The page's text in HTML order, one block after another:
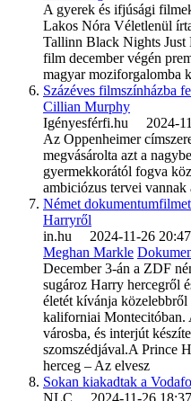
A gyerek és ifjúsági
Lakos Nóra Véletlenül
Tallinn Black Nights
film december végén
magyar moziforgalomba
Százéves filmszínházba
Cillian Murphy
Igényesférfi.hu 2024-
Az Oppenheimer
megvásárolta azt a
gyermekkorától fogva
ambiciózus tervei vannak
Német
Harryről
in.hu 2024-11-26
Meghan Markle
December 3-án a ZDF
sugároz Harry hercegről
életét kívánja
kaliforniai Montecitóban.
városba, és interjút
szomszédjával.A Prince
herceg – Az elvesz
Sokan kiakadtak a
NLC 2024-11-26